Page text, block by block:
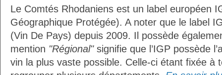
Le Comtés Rhodaniens est un label européen
Géographique Protégée). A noter que le label
(Vin De Pays) depuis 2009. Il possède
mention "Régional"signifie que l’IGP possède
vin la plus vaste possible. Celle-ci étant fixée à